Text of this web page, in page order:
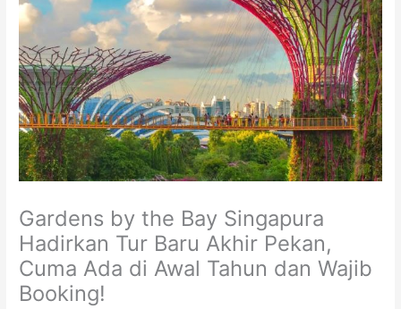
Gardens by the Bay Singapura
Hadirkan Tur Baru Akhir Pekan,
Cuma Ada di Awal Tahun dan Wajib
Booking!